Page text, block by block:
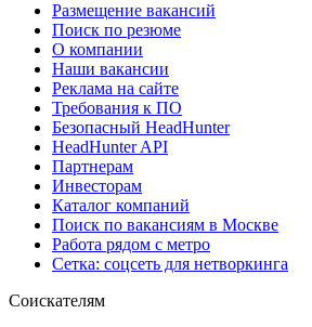
Размещение вакансий
Поиск по резюме
О компании
Наши вакансии
Реклама на сайте
Требования к ПО
Безопасный HeadHunter
HeadHunter API
Партнерам
Инвесторам
Каталог компаний
Поиск по вакансиям в Москве
Работа рядом с метро
Сетка: соцсеть для нетворкинга
Соискателям